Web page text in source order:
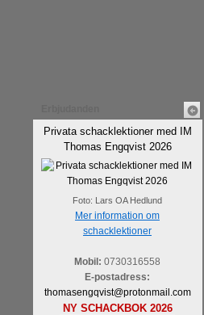
Privata schacklektioner med IM
Thomas Engqvist 2026
Foto: Lars OA Hedlund
Mer information om
schacklektioner
Mobil: 0730316558
E-postadress:
thomasengqvist@protonmail.com
NY SCHACKBOK 2026